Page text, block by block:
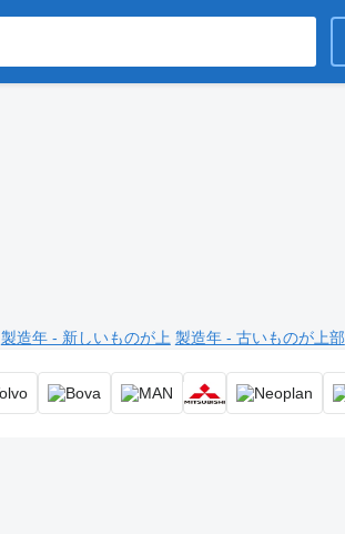
製造年 - 新しいものが上 製造年 - 古いものが上部